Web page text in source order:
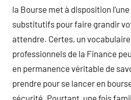
la Bourse met à disposition
substitutifs pour faire grandir
attendre. Certes, un
professionnels de la Finance
en permanence véritable de
prendre pour se lancer en
sécurité. Pourtant, une fois